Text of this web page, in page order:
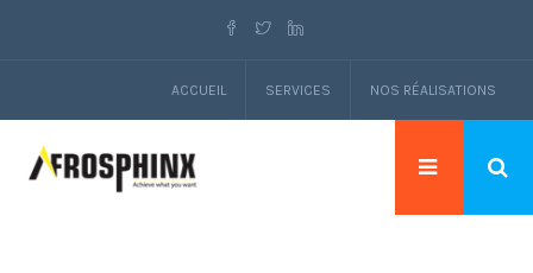
ACCUEIL SERVICES NOS RÉALISATIONS